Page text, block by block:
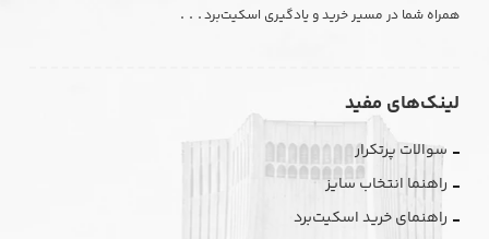
همراه شما در مسیر خرید و یادگیری اسکیت‌برد. . .
لینک‌های مفید
سوالات پرتکرار
راهنما انتخاب سایز
راهنمای خرید اسکیت‌برد